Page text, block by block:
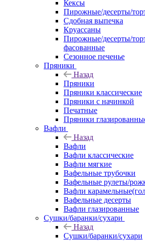
Кексы
Пирожные/десерты/
Сдобная выпечка
Круассаны
Пирожные/десерты/
фасованные
Сезонное печенье
Пряники
Назад
Пряники
Пряники классические
Пряники с начинкой
Печатные
Пряники
Вафли
Назад
Вафли
Вафли классические
Вафли мягкие
Вафельные трубочки
Вафельные рулеты/
Вафли
Вафельные десерты
Вафли глазированные
Сушки/баранки/сухари
Назад
Сушки/баранки/сухари